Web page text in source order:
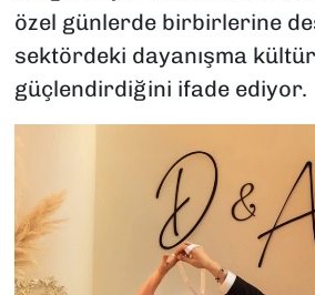
özel günlerde birbirlerine
sektördeki dayanışma
güçlendirdiğini ifade ediyor.